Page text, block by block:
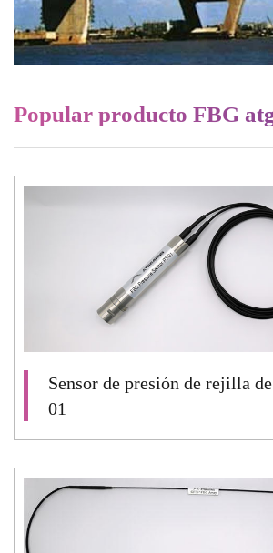
Popular producto FBG
Sensor de presión de rejilla
01